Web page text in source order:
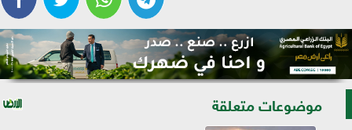
موضوعات متعلقة